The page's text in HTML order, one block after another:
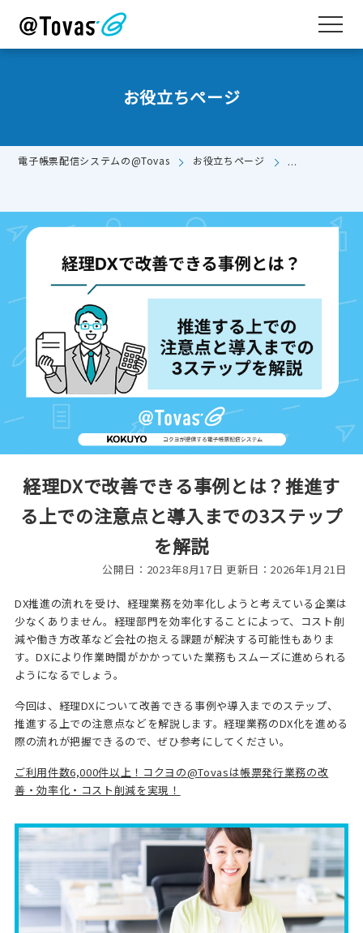
お役立ちページ
電子帳票配信システムの@Tovas お役立ちページ
経理DXで改善できる事例とは？推進す
る上での注意点と導入までの3ステップ
を解説
公開日：2023年8月17日 更新日：2026年1月21日
DX推進の流れを受け、経理業務を効率化しようと考えている企業は
少なくありません。経理部門を効率化することによって、コスト削
減や働き方改革など会社の抱える課題が解決する可能性もありま
す。DXにより作業時間がかかっていた業務もスムーズに進められる
ようになるでしょう。
今回は、経理DXについて改善できる事例や導入までのステップ、
推進する上での注意点などを解説します。経理業務のDX化を進める
際の流れが把握できるので、ぜひ参考にしてください。
ご利用件数6,000件以上！コクヨの@Tovasは帳票発行業務の改
善・効率化・コスト削減を実現！